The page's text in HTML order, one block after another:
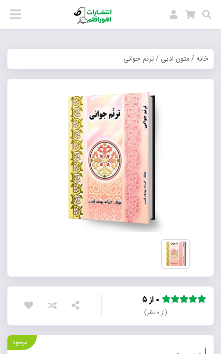
خانه/متون ادبی / ترنم جوانی
(از ۰ نظر)
موجود